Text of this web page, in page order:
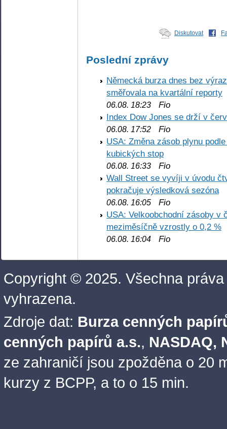
Diskutovat
Poslední zprávy
Německá burza dnes bez
směřovala na kvartální reporty
06.08. 18:23 Fio
Index Dow Jones se drží v
06.08. 17:52 Fio
USA: Změna zásob plynu
kubických stop
06.08. 16:33 Fio
Wall Street se vyvíji v úvodu
pokračuje výsledková sezóna
06.08. 16:05 Fio
USA: Velkoobchodní zásoby v
meziměsíčně vzrostly o 0,2 %
06.08. 16:04 Fio
Copyright © 2025. Všechna práva
vyhrazena.
Zdroje dat: Burza cenných
cenných papírů a.s., NASDAQ,
ze zahraničí jsou zpožděna o 20
kurzy z BCPP, a to o 15 min.